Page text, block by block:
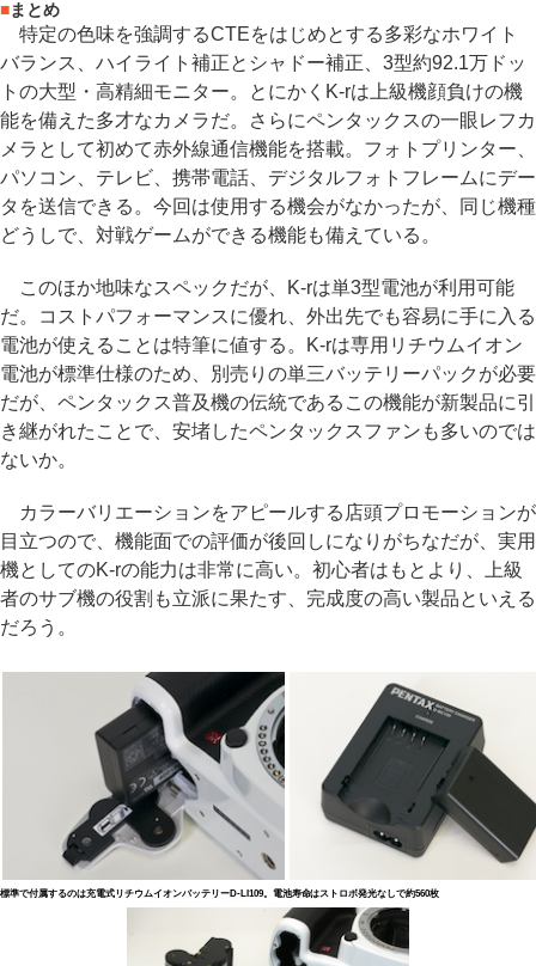
■まとめ
特定の色味を強調するCTEをはじめとする多彩なホワイト
バランス、ハイライト補正とシャドー補正、3型約92.1万ドッ
トの大型・高精細モニター。とにかくK-rは上級機顔負けの機
能を備えた多才なカメラだ。さらにペンタックスの一眼レフカ
メラとして初めて赤外線通信機能を搭載。フォトプリンター、
パソコン、テレビ、携帯電話、デジタルフォトフレームにデー
タを送信できる。今回は使用する機会がなかったが、同じ機種
どうしで、対戦ゲームができる機能も備えている。
このほか地味なスペックだが、K-rは単3型電池が利用可能
だ。コストパフォーマンスに優れ、外出先でも容易に手に入る
電池が使えることは特筆に値する。K-rは専用リチウムイオン
電池が標準仕様のため、別売りの単三バッテリーパックが必要
だが、ペンタックス普及機の伝統であるこの機能が新製品に引
き継がれたことで、安堵したペンタックスファンも多いのでは
ないか。
カラーバリエーションをアピールする店頭プロモーションが
目立つので、機能面での評価が後回しになりがちなだが、実用
機としてのK-rの能力は非常に高い。初心者はもとより、上級
者のサブ機の役割も立派に果たす、完成度の高い製品といえる
だろう。
標準で付属するのは充電式リチウムイオンバッテリーD-LI109。電池寿命はストロボ発光なしで約560枚